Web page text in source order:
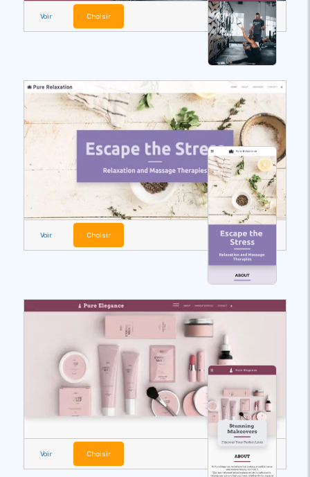
Voir Choisir
Voir Choisir
Voir Choisir